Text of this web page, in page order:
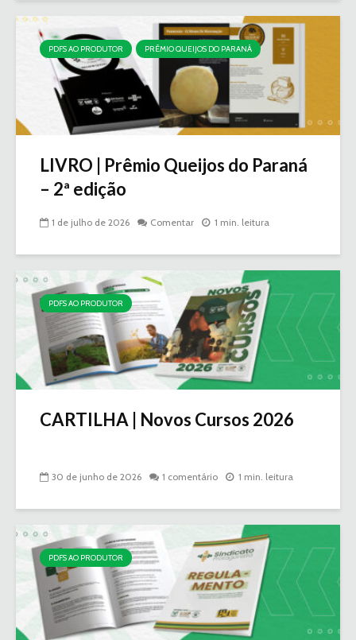
PDFS AO PRODUTOR PRÊMIO QUEIJOS DO PARANÁ
LIVRO | Prêmio Queijos do Paraná
– 2ª edição
1 de julho de 2026 Comentar 1 min. leitura
PDFS AO PRODUTOR
CARTILHA | Novos Cursos 2026
30 de junho de 2026 1 comentário 1 min. leitura
PDFS AO PRODUTOR